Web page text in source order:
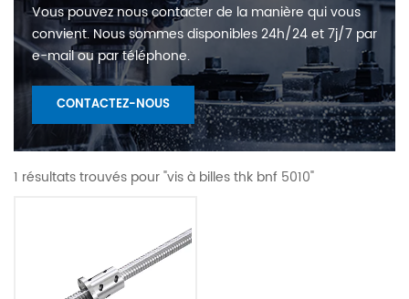
Vous pouvez nous contacter de la manière qui vous
convient. Nous sommes disponibles 24h/24 et 7j/7 par
e-mail ou par téléphone.
CONTACTEZ-NOUS
1 résultats trouvés pour "vis à billes thk bnf 5010"